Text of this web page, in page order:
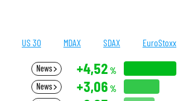
US 30 MDAX SDAX EuroStoxx
News +4,52 %
News +3,06 %